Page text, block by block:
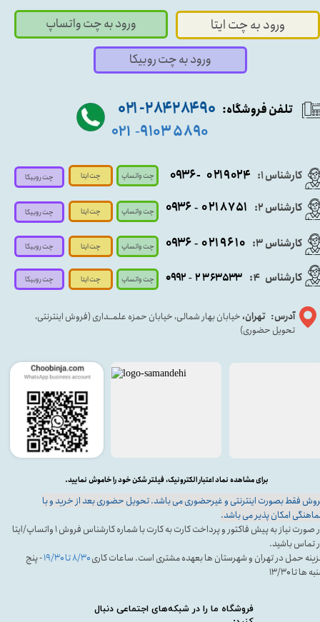
فروشگاه ما را در شبکه‌های اجتماعی دنبال
کارشناس ۱: ۰۲۱۹۰۲۴ - ۰۹۳۶
آدرس: تهران، خیابان بهار شمالی، خیابان حمزه علمــداری (فروش اینترنتی،
تحویل حضوری)
ورود به چت ایتا ورود به چت واتساپ
تلفن فروشگاه: ۹۰ ۲۸۴ ۲۸۴- ۰۲۱
۵۸۹۰ ۹۱۰۳ -۰۲۱
کارشناس ۳: ۰۲۱۹۶۱۰ -۰۹۳۶
فقط بصورت اینترنتی و غیرحضوری می باشد. تحویل حضوری بعد از خرید و با
امکان پذیر می باشد.
در صورت نیاز به پیش فاکتور و پرداخت کارت به کارت با شماره کارشناس فروش ۱ واتساپ/ایتا
تماس باشید.
حمل در تهران و شهرستان ها بعهده مشتری است. ساعات کاری۸/۳۰ تا ۱۹/۳۰
- پنج
ها تا ۱۳/۳۰
برای مشاهده نماد اعتبار الکترونیک، فیلتر شکن خود را خاموش نمایید.
کارشناس ۲: ۰۲۱۸۷۵۱ - ۰۹۳۶
ورود به چت روبیکا
کارشناس 4
: ۲۳۶۳۵۳۳ - ۰۹۹۲
چت واتساپ
چت واتساپ
چت واتساپ
چت واتساپ
چت ایتا
چت ایتا
چت ایتا
چت ایتا
چت روبیکا
چت روبیکا
چت روبیکا
چت روبیکا